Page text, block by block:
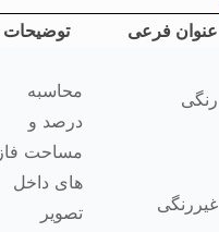
عنوان فرعی توضیحات
رنگی
محاسبه
درصد و
مساحت فاز
های داخل
تصویر
غیررنگی